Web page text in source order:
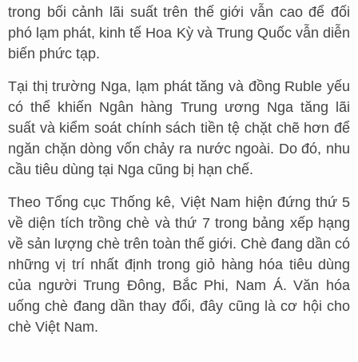
trong bối cảnh lãi suất trên thế giới vẫn cao để đối
phó lạm phát, kinh tế Hoa Kỳ và Trung Quốc vẫn diễn
biến phức tạp.
Tại thị trường Nga, lạm phát tăng và đồng Ruble yếu
có thể khiến Ngân hàng Trung ương Nga tăng lãi
suất và kiểm soát chính sách tiền tệ chặt chẽ hơn để
ngăn chặn dòng vốn chảy ra nước ngoài. Do đó, nhu
cầu tiêu dùng tại Nga cũng bị hạn chế.
Theo Tổng cục Thống kê, Việt Nam hiện đứng thứ 5
về diện tích trồng chè và thứ 7 trong bảng xếp hạng
về sản lượng chè trên toàn thế giới. Chè đang dần có
những vị trí nhất định trong giỏ hàng hóa tiêu dùng
của người Trung Đông, Bắc Phi, Nam Á. Văn hóa
uống chè đang dần thay đổi, đây cũng là cơ hội cho
chè Việt Nam.